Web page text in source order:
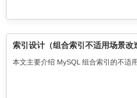
System.currentTimeMillis(); 就可以，
时间，就会导致性能损耗非常严重（怎
索引设计（组合索引不适用场景改
本文主要介绍 MySQL 组合索引的不适